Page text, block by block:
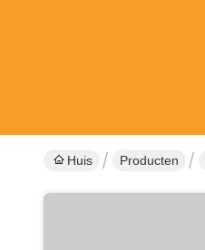
Huis Producten